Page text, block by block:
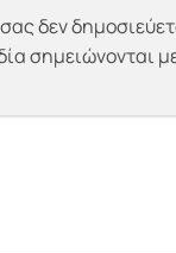
δεν
σημειώνονται